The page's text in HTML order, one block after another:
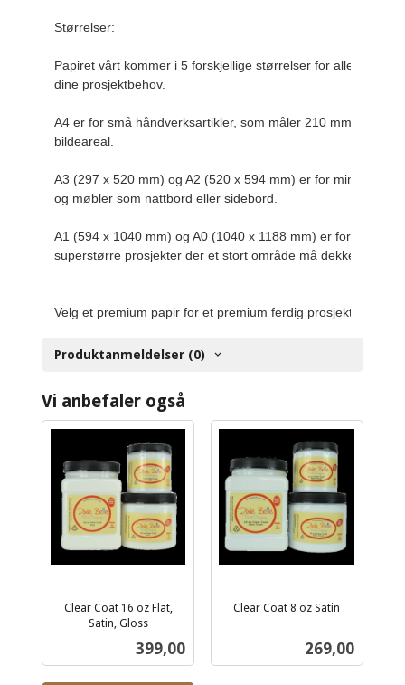
Størrelser:
Papiret vårt kommer i 5 forskjellige størrelser for alle
dine prosjektbehov.
A4 er for små håndverksartikler, som måler 210 mm x 297
bildeareal.
A3 (297 x 520 mm) og A2 (520 x 594 mm) er for mindre
og møbler som nattbord eller sidebord.
A1 (594 x 1040 mm) og A0 (1040 x 1188 mm) er for store og
superstørre prosjekter der et stort område må dekkes.
Velg et premium papir for et premium ferdig prosjekt.
Produktanmeldelser (0)
Vi anbefaler også
Clear Coat 16 oz Flat,
Satin, Gloss
Pris
399,00
Clear Coat 8 oz Satin
Pris
269,00